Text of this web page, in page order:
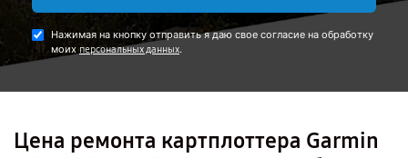
Нажимая на кнопку отправить я даю свое согласие на обработку
моихперсональных данных.
Цена ремонта картплоттера Garmin